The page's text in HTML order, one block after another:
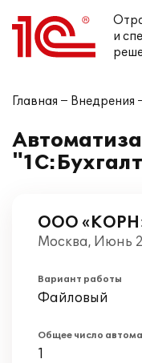
и
Главная Внедрения
ООО
Москва, Июнь
Вариант работы
Файловый
Общее число
1